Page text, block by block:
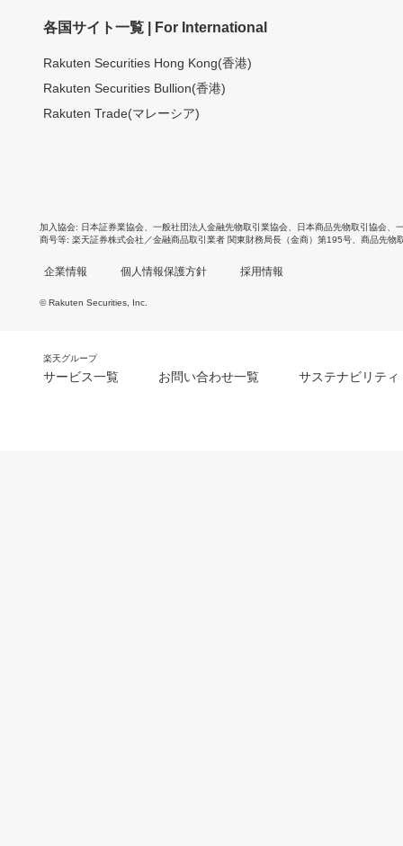
各国サイト一覧 | For International
Rakuten Securities Hong Kong(香港)
Rakuten Securities Bullion(香港)
Rakuten Trade(マレーシア)
加入協会 日本証券業協会 一般社団法人金融先物取引業協会 日本商品先物取引協会
商号等 楽天証券株式会社／金融商品取引業者 関東財務局長（金商）第195号、商品先物
企業情報 個人情報保護方針 採用情報
© Rakuten Securities, Inc.
楽天グループ
サービス一覧 お問い合わせ一覧 サステナビリティ